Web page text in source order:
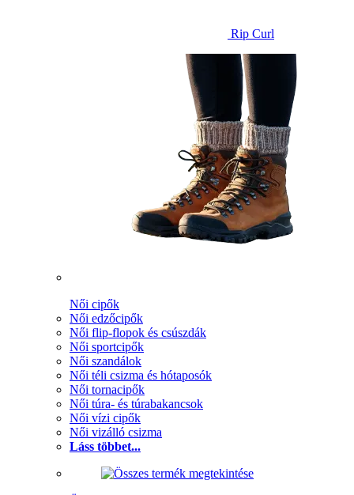
Rip Curl
Női cipők
Női edzőcipők
Női flip-flopok és csúszdák
Női sportcipők
Női szandálok
Női téli csizma és hótaposók
Női tornacipők
Női túra- és túrabakancsok
Női vízi cipők
Női vizálló csizma
Láss többet...